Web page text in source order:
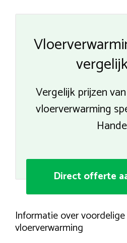
Vergelijk prijzen
vloerverwarming
Direct offerte
Informatie over
vloerverwarming